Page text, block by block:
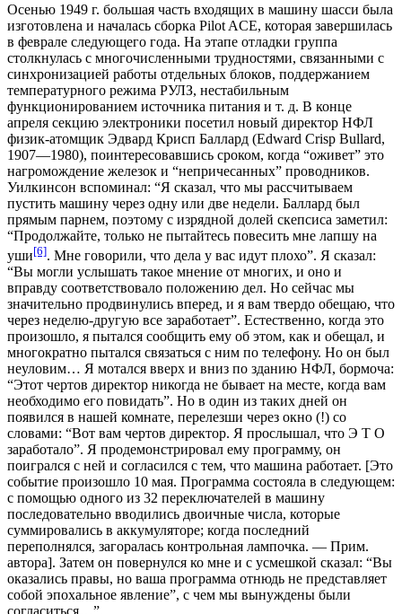
Осенью 1949 г. большая часть входящих в машину шасси была
изготовлена и началась сборка Pilot ACE, которая завершилась
в феврале следующего года. На этапе отладки группа
столкнулась с многочисленными трудностями, связанными с
синхронизацией работы отдельных блоков, поддержанием
температурного режима РУЛЗ, нестабильным
функционированием источника питания и т. д. В конце
апреля секцию электроники посетил новый директор НФЛ
физик-атомщик Эдвард Крисп Баллард (Edward Crisp Bullard,
1907—1980), поинтересовавшись сроком, когда “оживет” это
нагромождение железок и “непричесанных” проводников.
Уилкинсон вспоминал: “Я сказал, что мы рассчитываем
пустить машину через одну или две недели. Баллард был
прямым парнем, поэтому с изрядной долей скепсиса заметил:
“Продолжайте, только не пытайтесь повесить мне лапшу на
уши[6]. Мне говорили, что дела у вас идут плохо”. Я сказал:
“Вы могли услышать такое мнение от многих, и оно и
вправду соответствовало положению дел. Но сейчас мы
значительно продвинулись вперед, и я вам твердо обещаю, что
через неделю-другую все заработает”. Естественно, когда это
произошло, я пытался сообщить ему об этом, как и обещал, и
многократно пытался связаться с ним по телефону. Но он был
неуловим… Я мотался вверх и вниз по зданию НФЛ, бормоча:
“Этот чертов директор никогда не бывает на месте, когда вам
необходимо его повидать”. Но в один из таких дней он
появился в нашей комнате, перелезши через окно (!) со
словами: “Вот вам чертов директор. Я прослышал, что Э Т О
заработало”. Я продемонстрировал ему программу, он
поигрался с ней и согласился с тем, что машина работает. [Это
событие произошло 10 мая. Программа состояла в следующем:
с помощью одного из 32 переключателей в машину
последовательно вводились двоичные числа, которые
суммировались в аккумуляторе; когда последний
переполнялся, загоралась контрольная лампочка. — Прим.
автора]. Затем он повернулся ко мне и с усмешкой сказал: “Вы
оказались правы, но ваша программа отнюдь не представляет
собой эпохальное явление”, с чем мы вынуждены были
согласиться…”.